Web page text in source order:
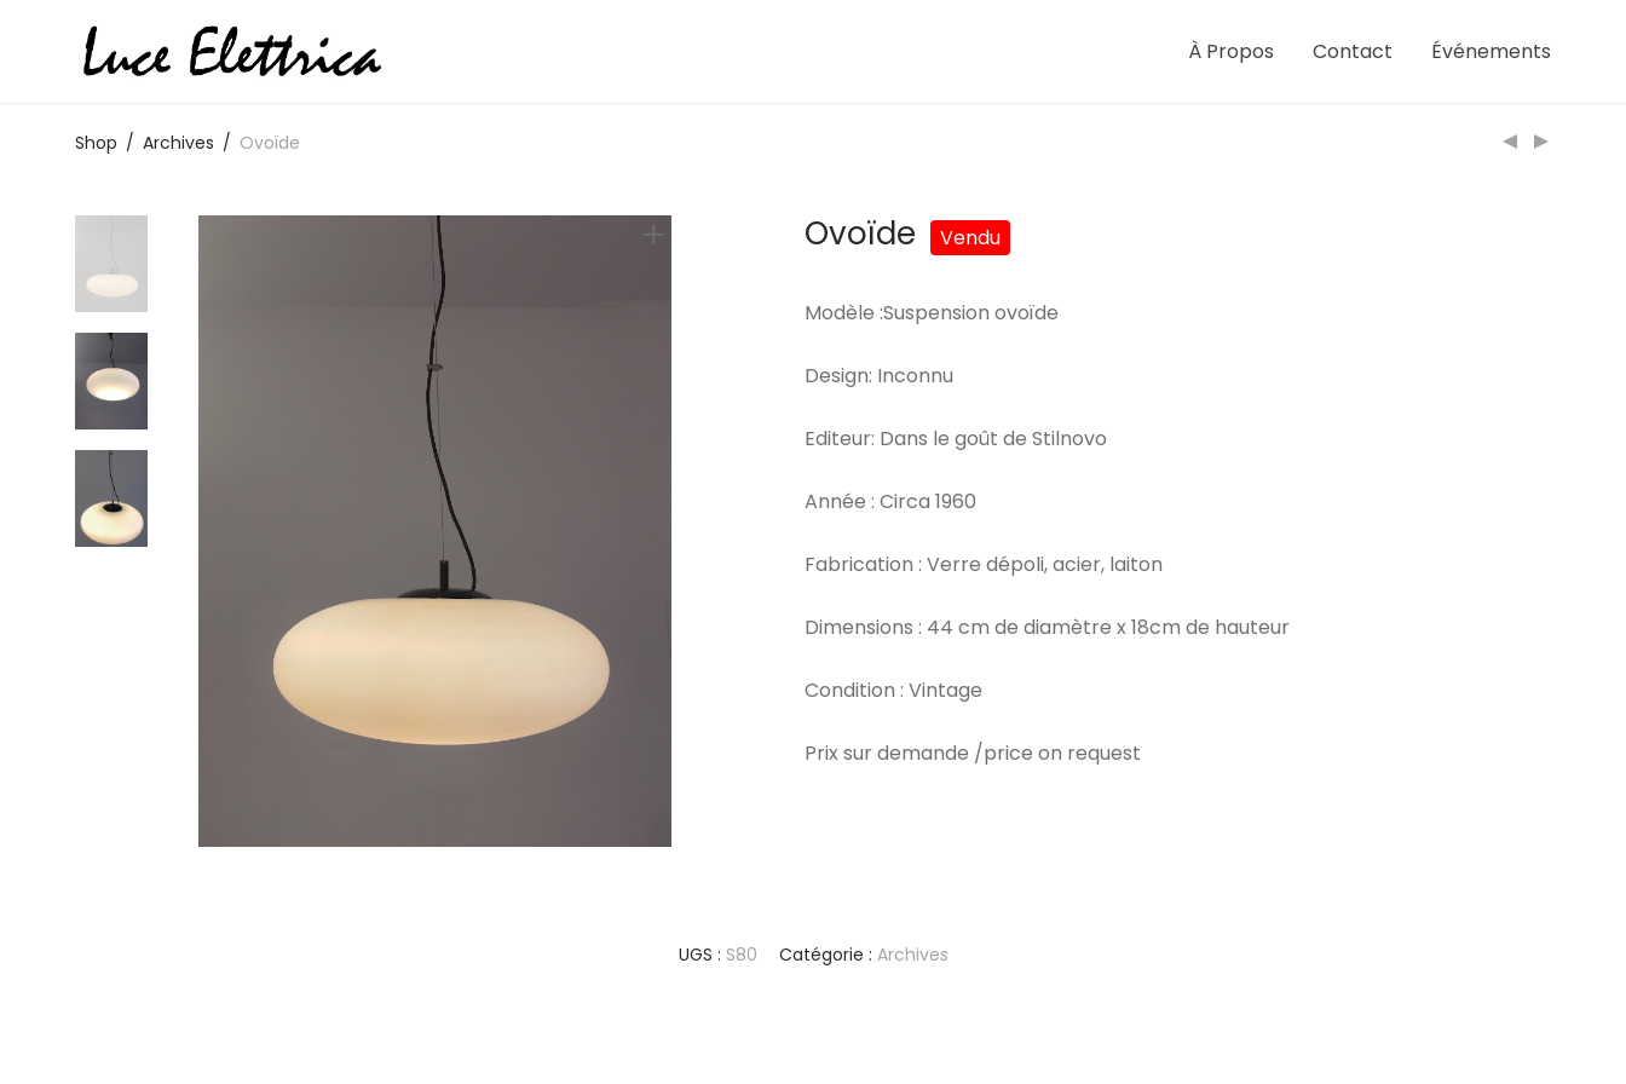
À Propos Contact Événements
Shop / Archives / Ovoïde
Ovoïde
Modèle :Suspension ovoïde
Design: Inconnu
Editeur: Dans le goût de Stilnovo
Année : Circa 1960
Fabrication : Verre dépoli, acier, laiton
Dimensions : 44 cm de diamètre x 18cm de hauteur
Condition : Vintage
Prix sur demande /price on request
UGS : S80 Catégorie : Archives